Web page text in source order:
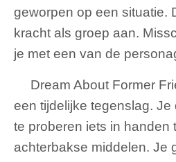
geworpen op een situatie.
kracht als groep aan.
je met een van de
Dream About Former
een tijdelijke tegenslag. Je
te proberen iets in handen
achterbakse middelen. Je